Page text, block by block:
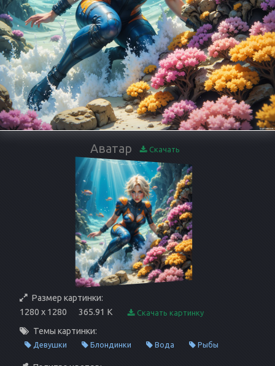
Аватар Скачать
Размер картинки:
1280 x 1280
365.91 K Скачать картинку
Темы картинки:
Девушки Блондинки Вода Рыбы